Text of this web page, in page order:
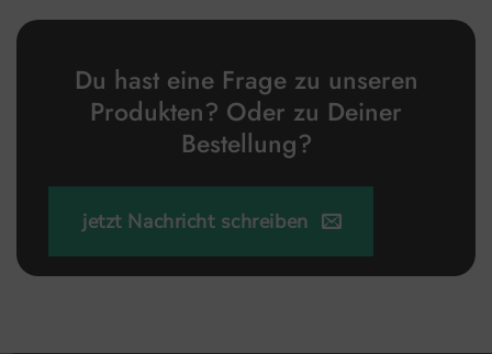
Du hast eine Frage zu unseren
Produkten? Oder zu Deiner
Bestellung?
jetzt Nachricht schreiben